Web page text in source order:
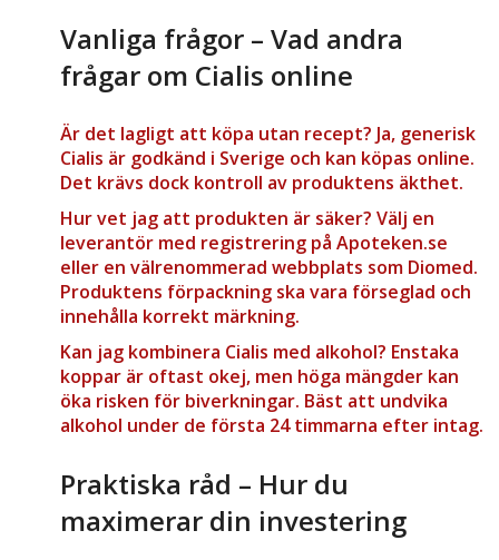
Vanliga frågor – Vad andra
frågar om Cialis online
Är det lagligt att köpa utan recept? Ja, generisk
Cialis är godkänd i Sverige och kan köpas online.
Det krävs dock kontroll av produktens äkthet.
Hur vet jag att produkten är säker? Välj en
leverantör med registrering på Apoteken.se
eller en välrenommerad webbplats som Diomed.
Produktens förpackning ska vara förseglad och
innehålla korrekt märkning.
Kan jag kombinera Cialis med alkohol? Enstaka
koppar är oftast okej, men höga mängder kan
öka risken för biverkningar. Bäst att undvika
alkohol under de första 24 timmarna efter intag.
Praktiska råd – Hur du
maximerar din investering